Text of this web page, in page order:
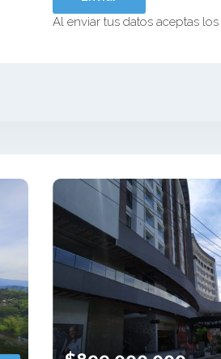
Al enviar tus datos aceptas los